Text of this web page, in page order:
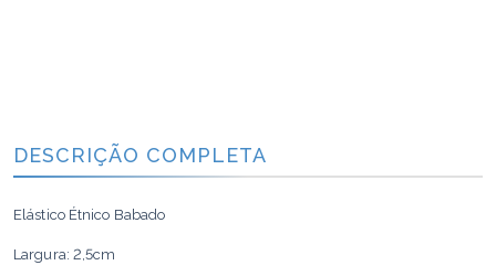
DESCRIÇÃO COMPLETA
Elástico Étnico Babado
Largura: 2,5cm